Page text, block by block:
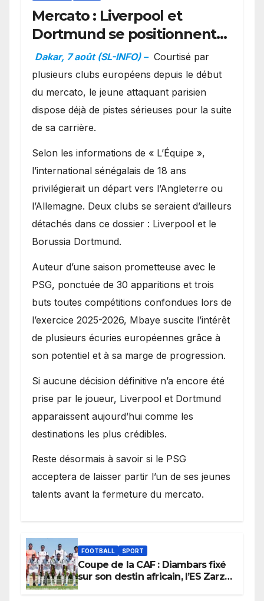
Mercato : Liverpool et
Dortmund se positionnent
en favoris pour recruter
Ibrahim Mbaye
Dakar, 7 août (SL-INFO) – Courtisé par
plusieurs clubs européens depuis le début
du mercato, le jeune attaquant parisien
dispose déjà de pistes sérieuses pour la suite
de sa carrière.
Selon les informations de « L’Équipe »,
l’international sénégalais de 18 ans
privilégierait un départ vers l’Angleterre ou
l’Allemagne. Deux clubs se seraient d’ailleurs
détachés dans ce dossier : Liverpool et le
Borussia Dortmund.
Auteur d’une saison prometteuse avec le
PSG, ponctuée de 30 apparitions et trois
buts toutes compétitions confondues lors de
l’exercice 2025-2026, Mbaye suscite l’intérêt
de plusieurs écuries européennes grâce à
son potentiel et à sa marge de progression.
Si aucune décision définitive n’a encore été
prise par le joueur, Liverpool et Dortmund
apparaissent aujourd’hui comme les
destinations les plus crédibles.
Reste désormais à savoir si le PSG
acceptera de laisser partir l’un de ses jeunes
talents avant la fermeture du mercato.
FOOTBALL SPORT
Coupe de la CAF : Diambars fixé
sur son destin africain, l’ES Zarzis